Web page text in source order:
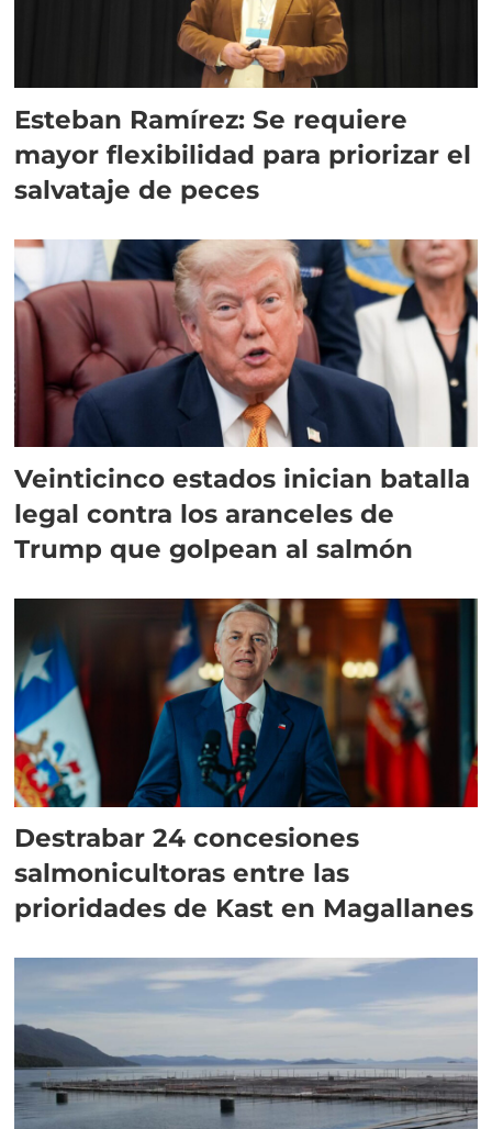
Esteban Ramírez: Se requiere
mayor flexibilidad para priorizar el
salvataje de peces
Veinticinco estados inician batalla
legal contra los aranceles de
Trump que golpean al salmón
Destrabar 24 concesiones
salmonicultoras entre las
prioridades de Kast en Magallanes